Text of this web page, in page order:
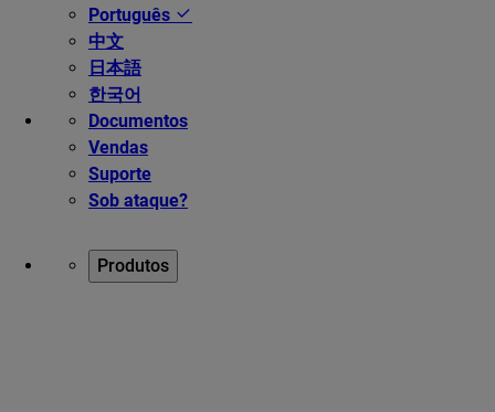
Português
中文
日本語
한국어
Documentos
Vendas
Suporte
Sob ataque?
Produtos